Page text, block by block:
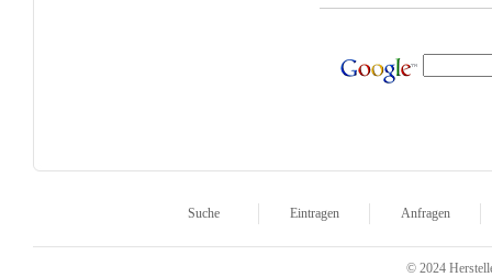
Suche Eintragen Anfragen
© 2024